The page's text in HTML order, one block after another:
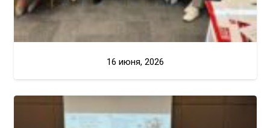
16 июня, 2026